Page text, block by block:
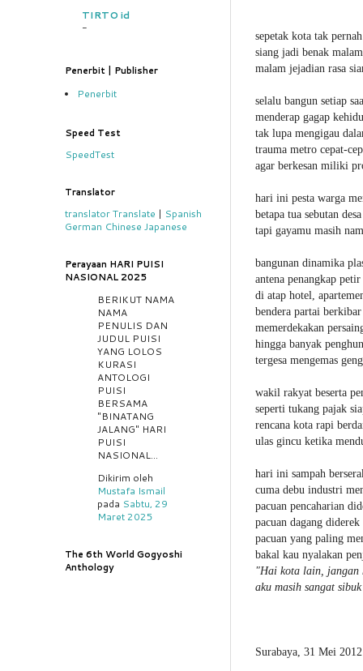
sepetak kota tak
siang jadi benak malam
malam jejadian rasa
selalu bangun setiap
menderap gagap
tak lupa mengigau
trauma metro cepat-
agar berkesan miliki
hari ini pesta warga
betapa tua sebutan
tapi gayamu masih
bangunan dinamika
antena penangkap
di atap hotel,
bendera partai
memerdekakan
hingga banyak
tergesa mengemas
wakil rakyat beserta
seperti tukang pajak
rencana kota rapi
ulas gincu ketika
hari ini sampah
cuma debu industri
pacuan pencaharian
pacuan dagang
pacuan yang paling
bakal kau nyalakan
"Hai kota lain, jangan
aku masih sangat
Surabaya, 31 Mei 2012
TIRTO id
-
Penerbit | Publisher
Penerbit
Speed Test
SpeedTest
Translator
translatorTranslate | Spanish
German Chinese Japanese
Perayaan HARI PUISI
NASIONAL 2025
BERIKUT NAMA
NAMA
PENULIS DAN
JUDUL PUISI
YANG LOLOS
KURASI
ANTOLOGI
PUISI
BERSAMA
"BINATANG
JALANG" HARI
PUISI
NASIONAL...
Dikirim oleh
Mustafa Ismail
pada Sabtu, 29
Maret 2025
The 6th World Gogyoshi
Anthology